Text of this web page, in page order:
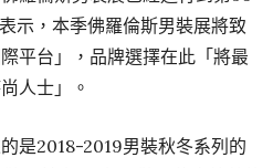
示，本季佛羅倫斯男裝展將致
平台」，品牌選擇在此「將最
人士」。
是2018-2019男裝秋冬系列的